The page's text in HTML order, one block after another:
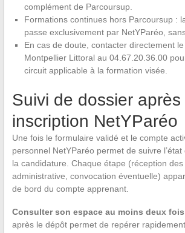
complément de Parcoursup.
Formations continues hors Parcoursup :
passe exclusivement par NetYParéo,
En cas de doute, contacter directement le
Montpellier Littoral au 04.67.20.36.00
circuit applicable à la formation visée.
Suivi de dossier après
inscription NetYParéo
Une fois le formulaire validé et le compte
personnel NetYParéo permet de suivre l’état
la candidature. Chaque étape (réception
administrative, convocation éventuelle)
de bord du compte apprenant.
Consulter son espace au moins deux
après le dépôt permet de repérer